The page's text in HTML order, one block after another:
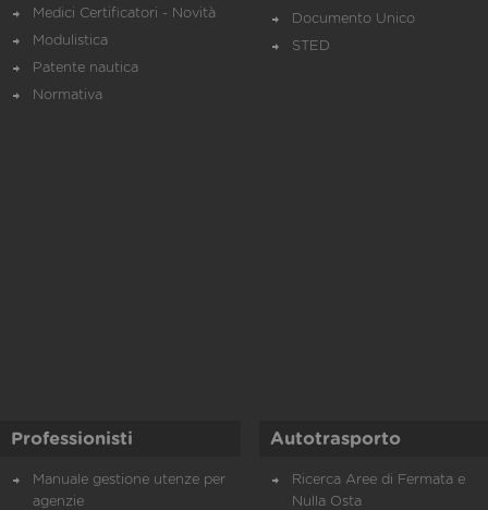
Medici Certificatori - Novità
Modulistica
Patente nautica
Normativa
Documento Unico
STED
Professionisti
Manuale gestione utenze per
agenzie
Autotrasporto
Ricerca Aree di Fermata e
Nulla Osta